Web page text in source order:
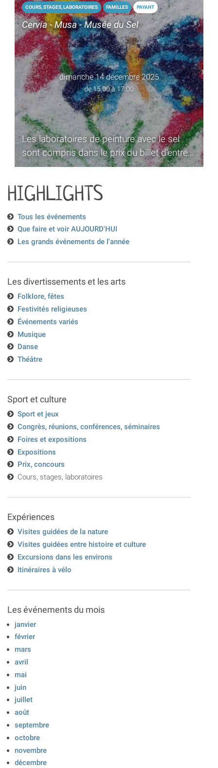
COURS, STAGES, LABORATOIRES FAMILLES PAYANT
Cervia - Musa - Musée du Sel
dimanche 14 décembre 2025
de 15.00 à 17.00
Les laboratoires de peinture avec le sel
sont compris dans le prix du billet d'entrée
au Musa, Musée du Sel
HIGHLIGHTS
Tous les événements
Que faire et voir AUJOURD'HUI
Les grands événements de l'année
Les divertissements et les arts
Folklore, fêtes
Festivités religieuses
Événements variés
Musique
Danse
Théâtre
Sport et culture
Sport et jeux
Congrès, réunions, conférences, séminaires
Foires et expositions
Expositions
Prix, concours
Cours, stages, laboratoires
Expériences
Visites guidées de la nature
Visites guidées entre histoire et culture
Excursions dans les environs
Itinéraires à vélo
Les événements du mois
janvier
février
mars
avril
mai
juin
juillet
août
septembre
octobre
novembre
décembre